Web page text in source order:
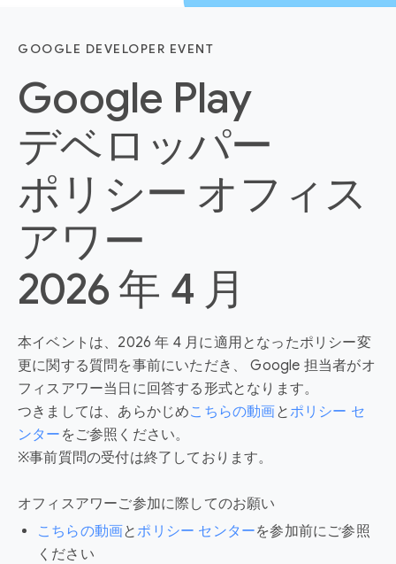
GOOGLE DEVELOPER EVENT
Google Play
デベロッパー
ポリシー オフィス
アワー
2026 年 4 月
本イベントは、2026 年 4 月に適用となったポリシー変
更に関する質問を事前にいただき、 Google 担当者がオ
フィスアワー当日に回答する形式となります。
つきましては、あらかじめこちらの動画とポリシー セ
ンター をご参照ください。
※事前質問の受付は終了しております。
オフィスアワーご参加に際してのお願い
こちらの動画とポリシー センターを参加前にご参照
ください